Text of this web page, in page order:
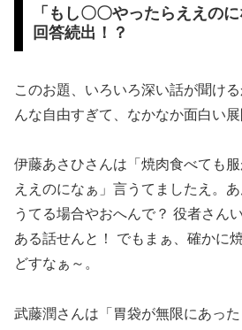
「もし〇〇やったらええの
回答続出！？
このお題、いろいろ深い話が聞け
んな自由すぎて、なかなか面白い
伊藤あさひさんは「焼肉食べても
ええのになぁ」言うてましたえ。
うてる場合やおへんで？ 役者さん
ある話せんと！ でもまぁ、確かに
どすなぁ～。
武藤潤さんは「胃袋が無限にあっ